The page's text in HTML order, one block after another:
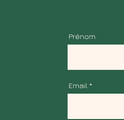
Prénom
Email